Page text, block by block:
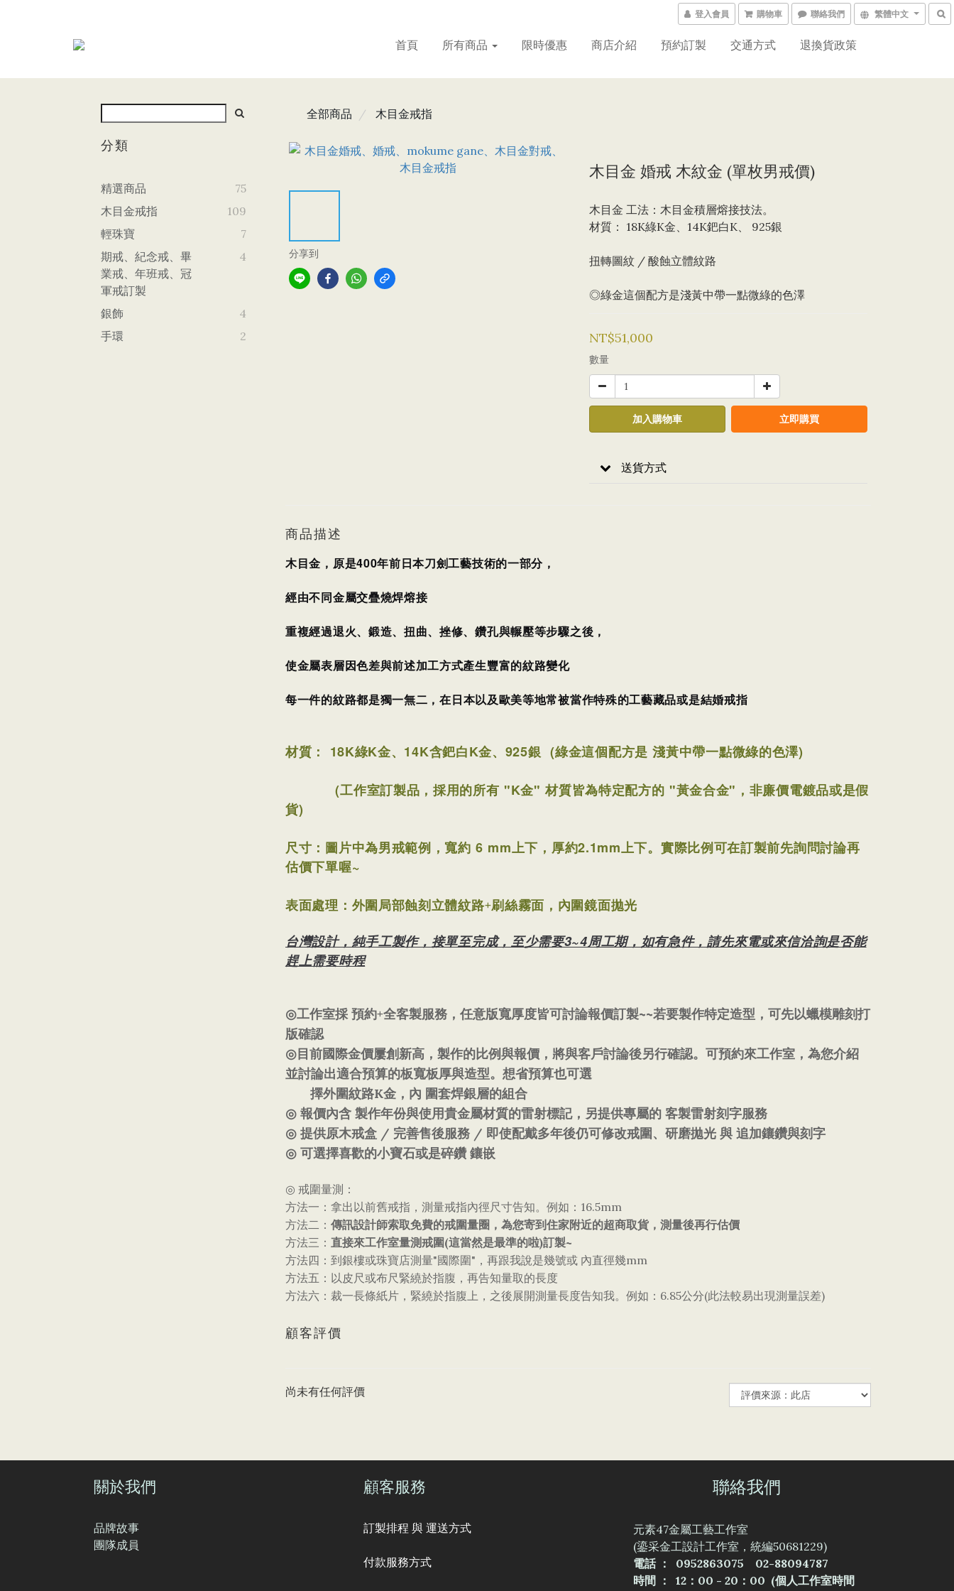
登入會員 購物車 聯絡我們 繁體中文
首頁 所有商品 限時優惠 商店介紹 預約訂製 交通方式 退換貨政策
分類
精選商品
75
木目金戒指
109
輕珠寶
7
期戒、紀念戒、畢
業戒、年班戒、冠
軍戒訂製
4
銀飾
4
手環
2
全部商品 木目金戒指
分享到
木目金 婚戒 木紋金 (單枚男戒價)
木目金 工法：木目金積層熔接技法。
材質： 18K綠K金、14K鈀白K、 925銀
扭轉圖紋 / 酸蝕立體紋路
◎綠金這個配方是淺黃中帶一點微綠的色澤
NT$51,000
數量
加入購物車 立即購買
送貨方式
商品描述
木目金，原是400年前日本刀劍工藝技術的一部分，
經由不同金屬交疊燒焊熔接
重複經過退火、鍛造、扭曲、挫修、鑽孔與輾壓等步驟之後，
使金屬表層因色差與前述加工方式產生豐富的紋路變化
每一件的紋路都是獨一無二，在日本以及歐美等地常被當作特殊的工藝藏品或是結婚戒指
材質： 18K綠K金、14K含鈀白K金、925銀 (綠金這個配方是 淺黃中帶一點微綠的色澤)
(工作室訂製品，採用的所有 "K金" 材質皆為特定配方的 "黃金合金"，非廉價電鍍品或是假
貨)
尺寸：圖片中為男戒範例， 寬約 6 mm上下， 厚約2.1mm上下。 實際比例可在訂製前先詢問討論再
估價下單喔~
表面處理：外圍局部蝕刻立體紋路+刷絲霧面，內圍鏡面拋光
台灣設計，純手工製作，接單至完成，至少需要3~4周工期，如有急件，請先來電或來信洽詢是否能
趕上需要時程
◎工作室採 預約+全客製服務，任意版寬厚度皆可討論報價訂製~~若要製作特定造型，可先以蠟模雕刻打
版確認
◎ 目前國際金價屢創新高，製作的比例與報價，將與客戶討論後另行確認。可預約來工作室，為您介紹
並討論出適合預算的板寬板厚與造型。想省預算也可選
擇外圍紋路K金，內 圍套焊銀層的組合
◎ 報價內含 製作年份與使用貴金屬材質的雷射標記，另提供專屬的 客製雷射刻字服務
◎ 提供原木戒盒 / 完善售後服務 / 即使配戴多年後仍可修改戒圍、研磨拋光 與 追加鑲鑽與刻字
◎ 可選擇喜歡的小寶石或是碎鑽 鑲嵌
◎ 戒圍量測：
方法一：拿出以前舊戒指，測量戒指內徑尺寸告知。例如： 16.5mm
方法二： 傳訊設計師索取免費的戒圍量圈，為您寄到住家附近的超商取貨，測量後再行估價
方法三： 直接來工作室量測戒圍(這當然是最準的啦)訂製~
方法四：到銀樓或珠寶店測量"國際圍 " ，再跟我說是幾號或 內直徑幾mm
方法五：以皮尺或布尺緊繞於指腹，再告知量取的長度
方法六：裁一長條紙片，緊繞於指腹上，之後展開測量長度告知我。例如： 6.85公分(此法較易出現測量誤差)
顧客評價
尚未有任何評價
關於我們
品牌故事
團隊成員
顧客服務
訂製排程 與 運送方式
付款服務方式
聯絡我們
元素47金屬工藝工作室
(鎏采金工設計工作室，統編50681229)
電話 ： 0952863075 02-88094787
時間 ： 12：00 - 20：00 (個人工作室時間